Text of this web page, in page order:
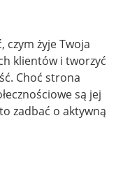
czym żyje Twoja
klientów i tworzyć
Choć strona
są jej
zadbać o aktywną